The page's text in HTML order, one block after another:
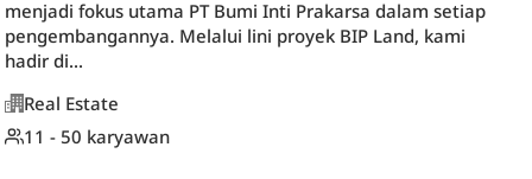
menjadi fokus utama PT Bumi Inti Prakarsa dalam setiap
pengembangannya. Melalui lini proyek BIP Land, kami
hadir di...
Real Estate
11 - 50 karyawan